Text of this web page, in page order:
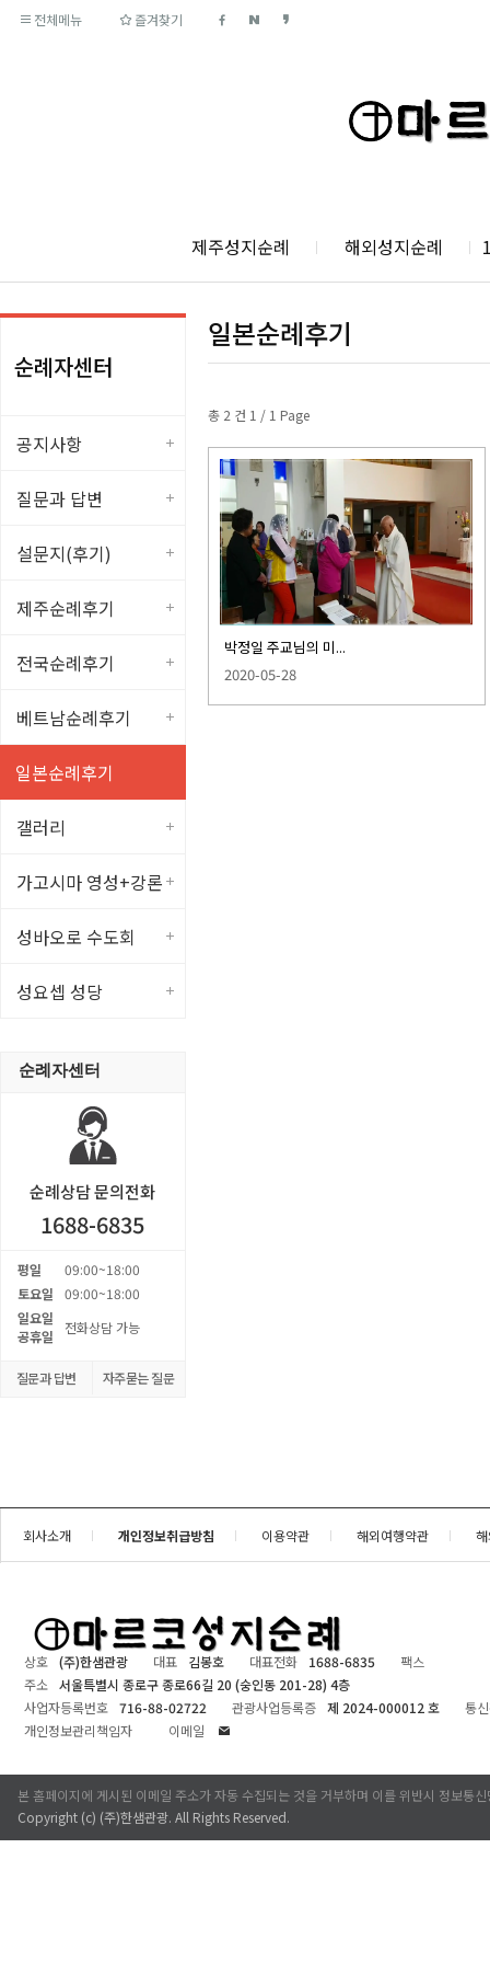
전체메뉴 즐겨찾기
제주성지순례 해외성지순례
순례자센터
공지사항
질문과 답변
설문지(후기)
제주순례후기
전국순례후기
베트남순례후기
일본순례후기
갤러리
가고시마 영성+강론
성바오로 수도회
성요셉 성당
순례자센터
순례상담 문의전화
1688-6835
평일
09:00~18:00
토요일
09:00~18:00
일요일
공휴일
전화상담 가능
질문과 답변 자주묻는 질문
일본순례후기
총 2 건 1 / 1 Page
박정일 주교님의 미...
2020-05-28
회사소개 개인정보취급방침 이용약관 해외여행약관
상호 (주)한샘관광 대표 김봉호 대표전화 1688-6835
팩스
주소 서울특별시 종로구 종로66길 20 (숭인동 201-28) 4층
사업자등록번호 716-88-02722 관광사업등록증 제 2024-000012 호
통
개인정보관리책임자
이메일
본 홈페이지에 게시된 이메일 주소가 자동 수집되는 것을 거부하며 이를 위반시 정보통
Copyright (c) (주)한샘관광. All Rights Reserved.